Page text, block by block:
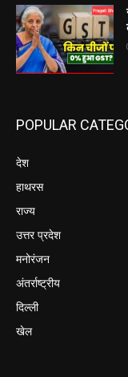
POPULAR
देश
हाथरस
राज्य
उत्तर प्रदेश
मनोरंजन
अंतर्राष्ट्रीय
दिल्ली
खेल